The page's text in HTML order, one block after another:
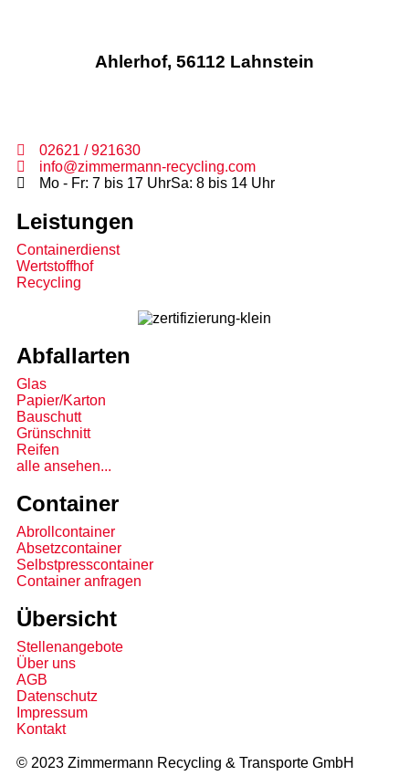
Ahlerhof, 56112 Lahnstein
02621 / 921630
info@zimmermann-recycling.com
Mo - Fr: 7 bis 17 UhrSa: 8 bis 14 Uhr
Leistungen
Containerdienst
Wertstoffhof
Recycling
Abfallarten
Glas
Papier/Karton
Bauschutt
Grünschnitt
Reifen
alle ansehen...
Container
Abrollcontainer
Absetzcontainer
Selbstpresscontainer
Container anfragen
Übersicht
Stellenangebote
Über uns
AGB
Datenschutz
Impressum
Kontakt
© 2023 Zimmermann Recycling & Transporte GmbH